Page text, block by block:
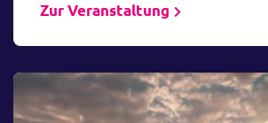
Zur Veranstaltung